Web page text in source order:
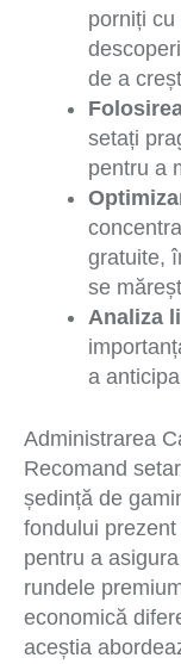
porniți
de a
setați
pentru a
gratuite,
se
Analiza
a
Administrarea
Recomand
ședință de
fondului
pentru a
rundele
economică
aceștia